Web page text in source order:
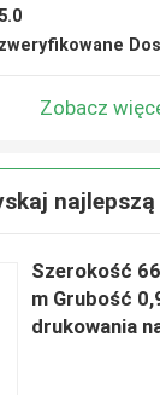
5.0
zweryfikowane
Zobacz
Szerokość
m Grubość
drukowania